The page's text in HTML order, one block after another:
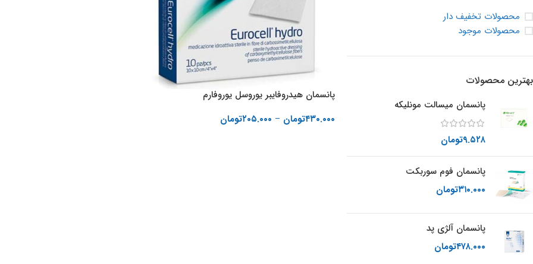
محصولات تخفیف دار
محصولات موجود
بهترین محصولات
پانسمان میسالت مونلیکه
۹.۵۲۸تومان
پانسمان فوم سوربکت
۳۱۰.۰۰۰تومان
پانسمان آلژی پد
۴۷۸.۰۰۰تومان
پانسمان هیدروفایبر یوروسل یوروفارم
۴۳۰.۰۰۰تومان – ۲۰۵.۰۰۰تومان